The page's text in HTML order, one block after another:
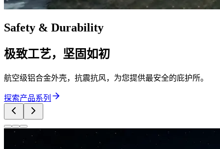
Safety & Durability
极致工艺，坚固如初
航空级铝合金外壳，抗震抗风，为您提供最安全的庇护所。
探索产品系列